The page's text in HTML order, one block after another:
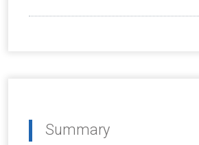
Summary